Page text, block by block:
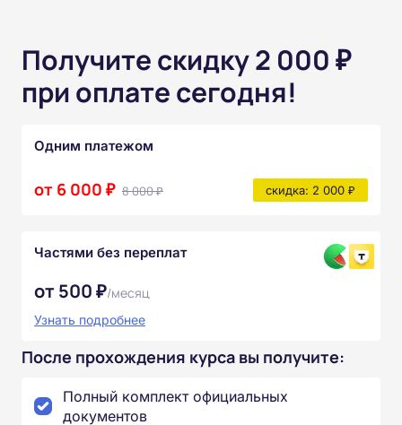
Получите скидку 2 000 ₽
при оплате сегодня!
Одним платежом
от 6 000 ₽ 8 000 ₽ скидка: 2 000 ₽
Частями без переплат
от 500 ₽/месяц
Узнать подробнее
После прохождения курса вы получите:
Полный комплект официальных
документов